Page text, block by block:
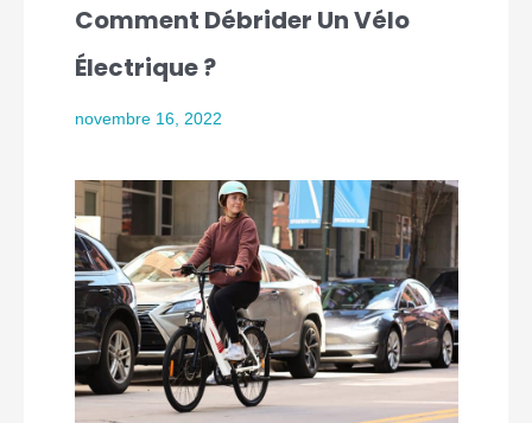
Comment Débrider Un Vélo
Électrique ?
novembre 16, 2022